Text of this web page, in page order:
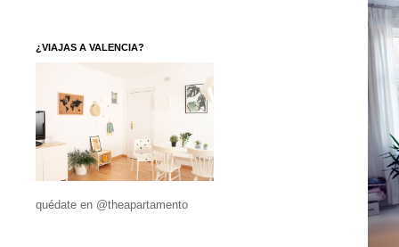
¿VIAJAS A VALENCIA?
quédate en @theapartamento